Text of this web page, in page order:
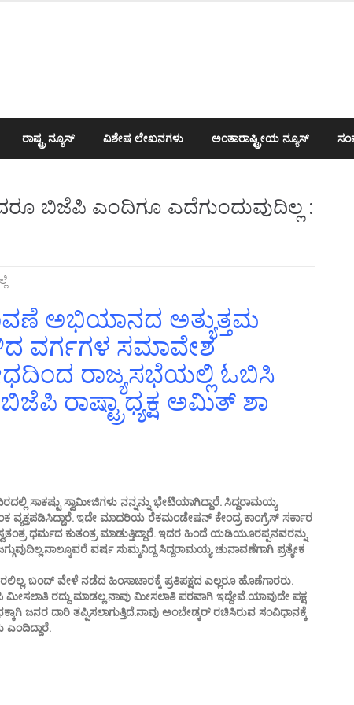
ರಾಷ್ಟ್ರ ನ್ಯೂಸ್ ವಿಶೇಷ ಲೇಖನಗಳು ಅಂತಾರಾಷ್ಟ್ರೀಯ ನ್ಯೂಸ್
ಬಿಜೆಪಿ ಎಂದಿಗೂ ಎದೆಗುಂದುವುದಿಲ್ಲ :
ಅಭಿಯಾನದ ಅತ್ಯುತ್ತಮ
ವರ್ಗಗಳ ಸಮಾವೇಶ
ರಾಜ್ಯಸಭೆಯಲ್ಲಿ ಓಬಿಸಿ
ರಾಷ್ಟ್ರಾಧ್ಯಕ್ಷ ಅಮಿತ್ ಶಾ
ಸ್ವಾಮೀಜಿಗಳು ನನ್ನನ್ನು ಭೇಟಿಯಾಗಿದ್ದಾರೆ. ಸಿದ್ದರಾಮಯ್ಯ
ಇದೇ ಮಾದರಿಯ ರೆಕಮಂಡೇಷನ್ ಕೇಂದ್ರ ಕಾಂಗ್ರೆಸ್ ಸರ್ಕಾರ
ಧರ್ಮದ ಕುತಂತ್ರ ಮಾಡುತ್ತಿದ್ದಾರೆ. ಇದರ ಹಿಂದೆ ಯಡಿಯೂರಪ್ಪನವರನ್ನು
ವರ್ಷ ಸುಮ್ಮನಿದ್ದ ಸಿದ್ದರಾಮಯ್ಯ ಚುನಾವಣೆಗಾಗಿ ಪ್ರತ್ಯೇಕ
ಬಂದ್ ವೇಳೆ ನಡೆದ ಹಿಂಸಾಚಾರಕ್ಕೆ ಪ್ರತಿಪಕ್ಷದ ಎಲ್ಲರೂ ಹೊಣೆಗಾರರು.
ಮೀಸಲಾತಿ ರದ್ದು ಮಾಡಲ್ಲ.ನಾವು ಮೀಸಲಾತಿ ಪರವಾಗಿ ಇದ್ದೇವೆ.ಯಾವುದೇ ಪಕ್ಷ
ಜನರ ದಾರಿ ತಪ್ಪಿಸಲಾಗುತ್ತಿದೆ.ನಾವು ಅಂಬೇಡ್ಕರ್ ರಚಿಸಿರುವ ಸಂವಿಧಾನಕ್ಕೆ
ಎಂದಿದ್ದಾರೆ.